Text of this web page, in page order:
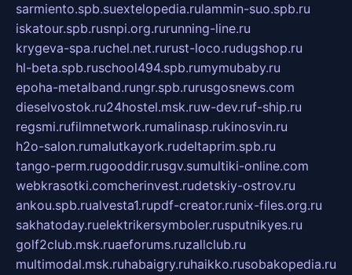
sarmiento.spb.suextelopedia.rulammin-suo.spb.ru
iskatour.spb.rusnpi.org.rurunning-line.ru
krygeva-spa.ruchel.net.rurust-loco.rudugshop.ru
hl-beta.spb.ruschool494.spb.rumymubaby.ru
epoha-metalband.rungr.spb.rurusgosnews.com
dieselvostok.ru24hostel.msk.ruw-dev.ruf-ship.ru
regsmi.rufilmnetwork.rumalinasp.rukinosvin.ru
h2o-salon.rumalutkayork.rudeltaprim.spb.ru
tango-perm.rugooddir.rusgv.sumultiki-online.com
webkrasotki.comcherinvest.rudetskiy-ostrov.ru
ankou.spb.rualvesta1.rupdf-creator.runix-files.org.ru
sakhatoday.ruelektrikersymboler.rusputnikyes.ru
golf2club.msk.ruaeforums.ruzallclub.ru
multimodal.msk.ruhabaigry.ruhaikko.rusobakopedia.ru